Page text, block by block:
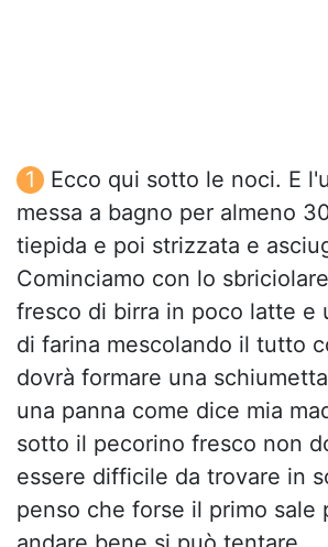
Ecco qui sotto le noci. E
messa a bagno per almeno
tiepida e poi strizzata e
Cominciamo con lo
fresco di birra in poco latte e
di farina mescolando il tutto
dovrà formare una
una panna come dice mia
sotto il pecorino fresco non
essere difficile da trovare in
penso che forse il primo sale